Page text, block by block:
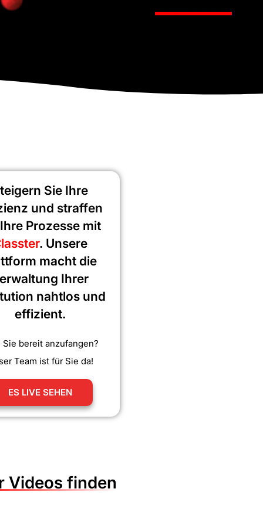
Sie Ihre
und straffen
Prozesse mit
. Unsere
macht die
Ihrer
nahtlos und
effizient.
Sie bereit anzufangen?
Team ist für Sie da!
ES LIVE SEHEN
Videos finden